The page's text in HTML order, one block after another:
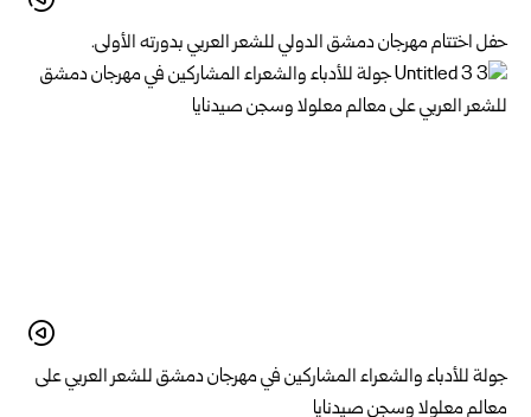
حفل اختتام مهرجان دمشق الدولي للشعر العربي بدورته الأولى.
جولة للأدباء والشعراء المشاركين في مهرجان دمشق للشعر العربي على
معالم معلولا وسجن صيدنايا